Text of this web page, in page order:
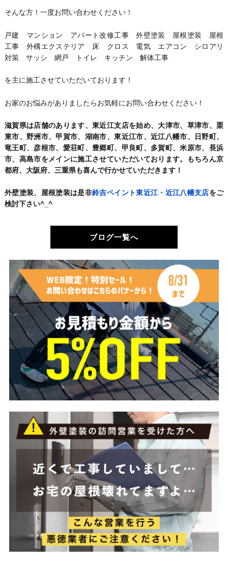
そんな方！一度お問い合わせください！
戸建 マンション アパート改修工事 外壁塗装 屋根塗装 屋根
工事 外構エクステリア 床 クロス 電気 エアコン シロアリ
対策 サッシ 網戸 トイレ キッチン 解体工事
を主に施工させていただいております！
お家のお悩みがありましたらお気軽にお問い合わせください！
滋賀県は店舗のあります、東近江支店を始め、大津市、草津市、栗
東市、野洲市、甲賀市、湖南市、東近江市、近江八幡市、日野町、
竜王町、彦根市、愛荘町、豊郷町、甲良町、多賀町、米原市、長浜
市、高島市をメインに施工させていただいております。もちろん京
都府、大阪府、三重県も喜んで行かせていただきます！
外壁塗装、屋根塗装は是非鈴吉ペイント東近江・近江八幡支店をご
検討下さい^_^
ブログ一覧へ